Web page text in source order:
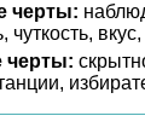
черты:
чуткость,
черты: